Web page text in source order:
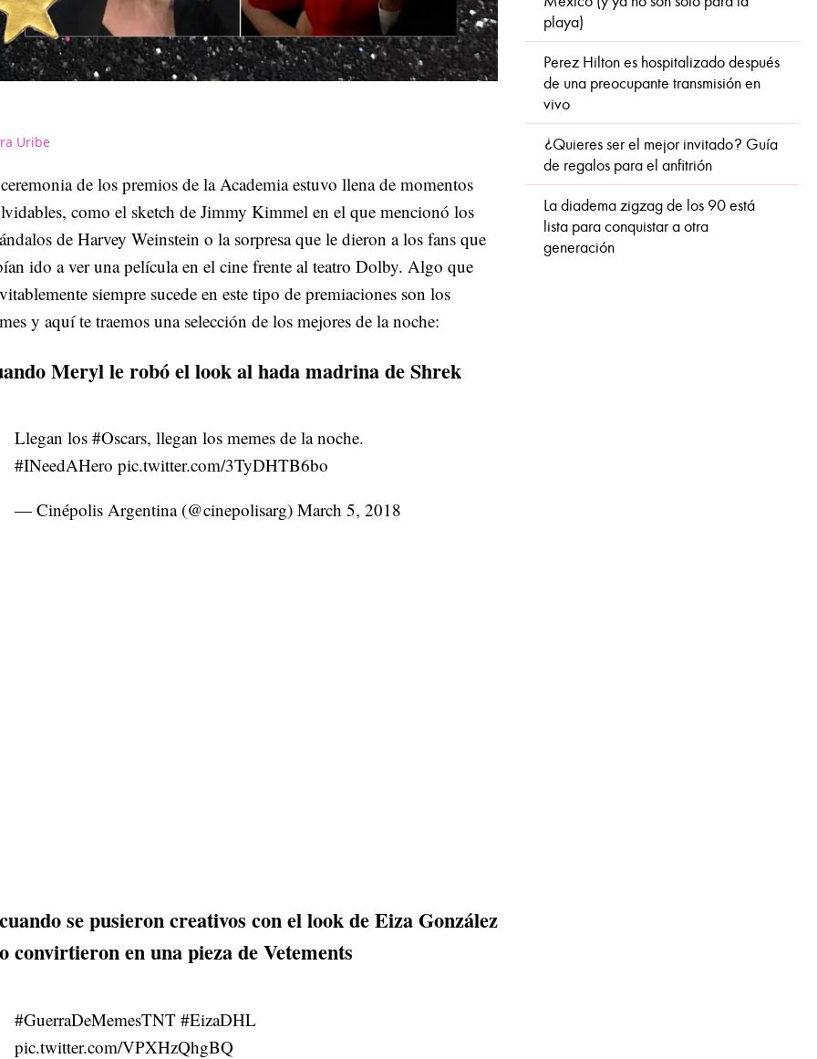
Uribe
de los premios de la Academia estuvo llena de momentos
como el sketch de Jimmy Kimmel en el que mencionó los
de Harvey Weinstein o la sorpresa que le dieron a los fans que
ido a ver una película en el cine frente al teatro Dolby. Algo que
siempre sucede en este tipo de premiaciones son los
y aquí te traemos una selección de los mejores de la noche:
Meryl le robó el look al hada madrina de Shrek
Llegan los #Oscars, llegan los memes de la noche.
#INeedAHero pic.twitter.com/3TyDHTB6bo
— Cinépolis Argentina (@cinepolisarg) March 5, 2018
se pusieron creativos con el look de Eiza González
convirtieron en una pieza de Vetements
#GuerraDeMemesTNT #EizaDHL
pic.twitter.com/VPXHzQhgBQ
playa)
Perez Hilton es hospitalizado después
de una preocupante transmisión en
vivo
¿Quieres ser el mejor invitado? Guía
de regalos para el anfitrión
La diadema zigzag de los 90 está
lista para conquistar a otra
generación